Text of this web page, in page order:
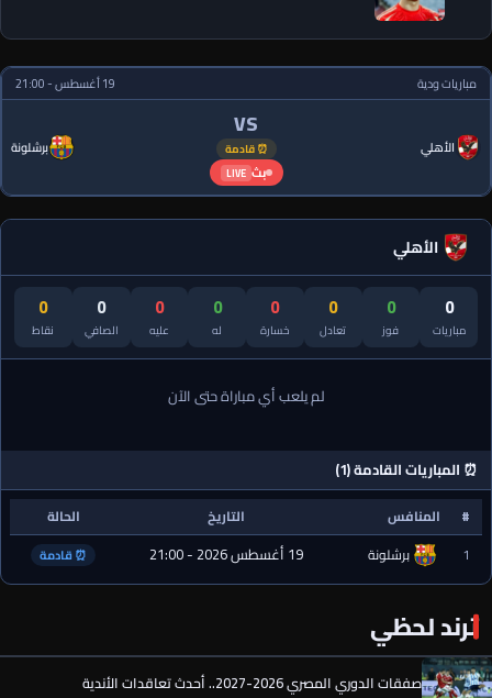
مباريات ودية 19 أغسطس - 21:00
الأهلي
VS
⏰ قادمة
بث LIVE
برشلونة
الأهلي
0
مباريات
0
فوز
0
تعادل
0
خسارة
0
له
0
عليه
0
الصافي
0
نقاط
لم يلعب أي مباراة حتى الآن
⏰ المباريات القادمة (1)
# المنافس التاريخ
الحالة
1
برشلونة 19 أغسطس 2026 - 21:00 ⏰ قادمة
ترند لحظي
صفقات الدوري المصري 2026-2027.. أحدث تعاقدات الأندية